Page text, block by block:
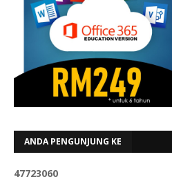
ANDA PENGUNJUNG KE
47723060